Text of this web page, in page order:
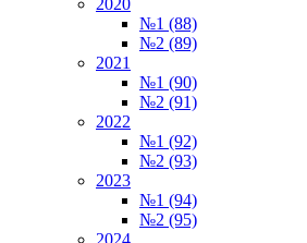
2020
№1 (88)
№2 (89)
2021
№1 (90)
№2 (91)
2022
№1 (92)
№2 (93)
2023
№1 (94)
№2 (95)
2024